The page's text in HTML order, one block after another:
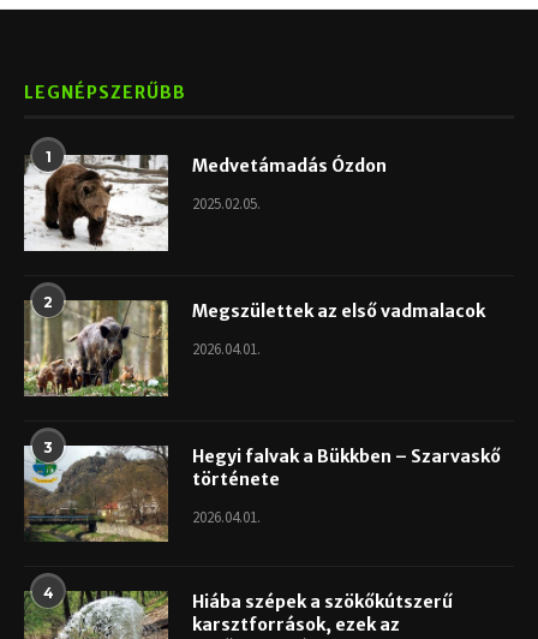
LEGNÉPSZERŰBB
1 Medvetámadás Ózdon
2025.02.05.
2 Megszülettek az első vadmalacok
2026.04.01.
3
Hegyi falvak a Bükkben – Szarvaskő
története
2026.04.01.
4
Hiába szépek a szökőkútszerű
karsztforrások, ezek az